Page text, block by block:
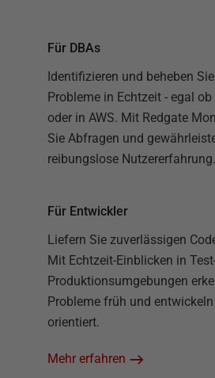
Für DBAs
Identifizieren und beheben
Probleme in Echtzeit - egal ob
oder in AWS. Mit Redgate
Sie Abfragen und
reibungslose Nutzererfahrung.
Für Entwickler
Liefern Sie zuverlässigen
Mit Echtzeit-Einblicken in
Produktionsumgebungen
Probleme früh und
orientiert.
Mehr erfahren